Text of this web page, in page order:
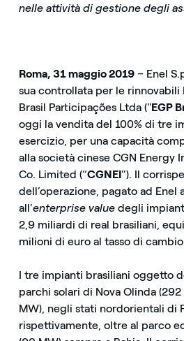
nelle attività di gestione degli
Roma, 31 maggio 2019– Enel
sua controllata per le rinnovabili
Brasil Participações Ltda ("EGP
oggi la vendita del 100% di tre
esercizio, per una capacità
alla società cinese CGN Energy
Co. Limited (“CGNEI”). Il
dell’operazione, pagato ad Enel
all’enterprise value degli
2,9 miliardi di real brasiliani,
milioni di euro al tasso di
I tre impianti brasiliani oggetto
parchi solari di Nova Olinda (292
MW), negli stati nordorientali di
rispettivamente, oltre al parco